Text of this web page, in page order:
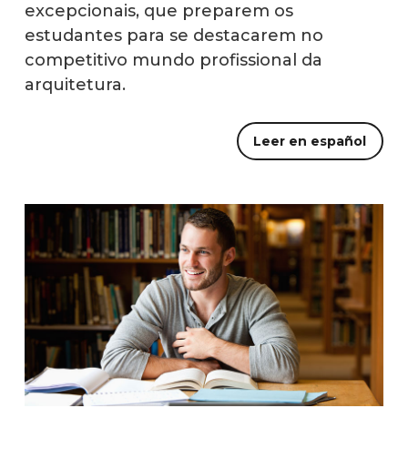
físicos
excepcionais, que preparem os
estudantes para se destacarem no
competitivo mundo profissional da
arquitetura.
Leer en español